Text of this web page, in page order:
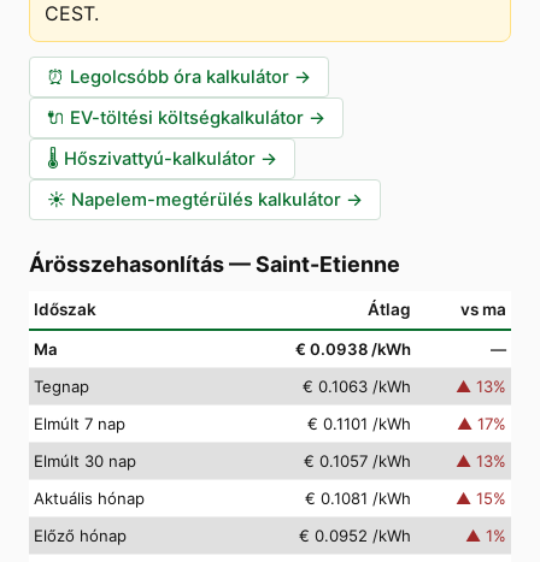
CEST.
⏰ Legolcsóbb óra kalkulátor →
🔌 EV-töltési költségkalkulátor →
🌡️ Hőszivattyú-kalkulátor →
☀️ Napelem-megtérülés kalkulátor →
Árösszehasonlítás—Saint-Etienne
Időszak Átlag vs ma
Ma € 0.0938 /kWh
—
Tegnap
€ 0.1063 /kWh ▲ 13%
Elmúlt 7 nap
€ 0.1101 /kWh ▲ 17%
Elmúlt 30 nap
€ 0.1057 /kWh ▲ 13%
Aktuális hónap
€ 0.1081 /kWh ▲ 15%
Előző hónap
€ 0.0952 /kWh ▲ 1%